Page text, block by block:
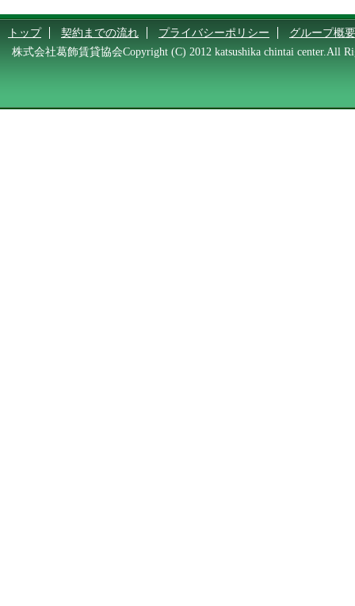
トップ 契約までの流れ プライバシーポリシー
グループ概要
株式会社葛飾賃貸協会Copyright (C) 2012 katsushika chintai center.All